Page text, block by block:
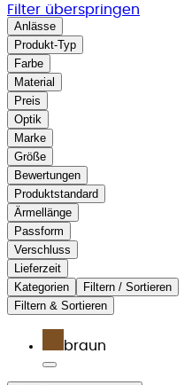
Filter überspringen
Anlässe
Produkt-Typ
Farbe
Material
Preis
Optik
Marke
Größe
Bewertungen
Produktstandard
Ärmellänge
Passform
Verschluss
Lieferzeit
Kategorien
Filtern / Sortieren
Filtern & Sortieren
braun